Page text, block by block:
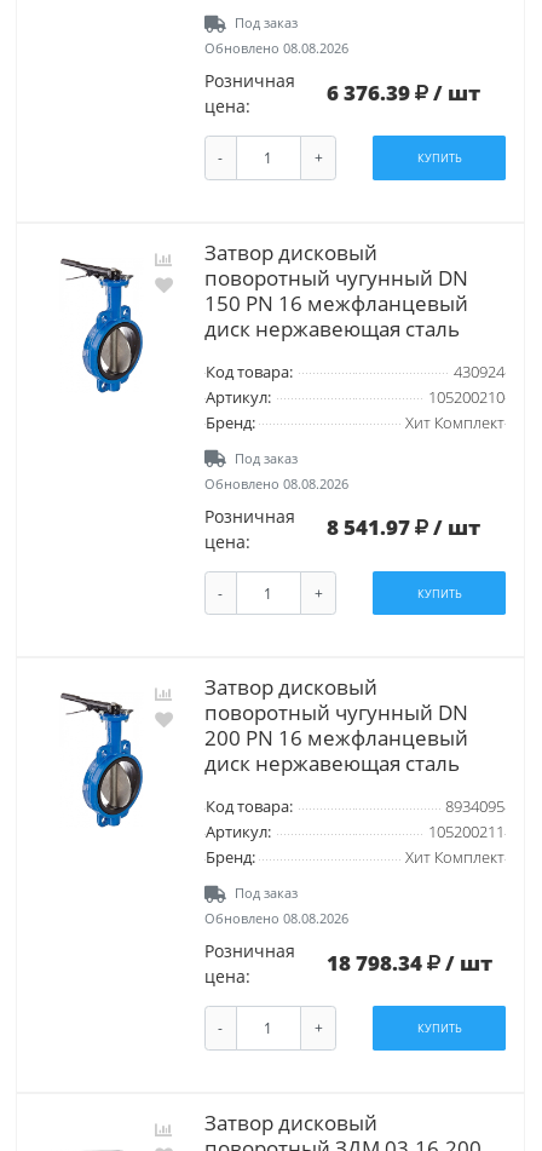
Под заказ
Обновлено 08.08.2026
Розничная
цена:
6 376.39 / шт
- + КУПИТЬ
Затвор дисковый
поворотный чугунный DN
150 PN 16 межфланцевый
диск нержавеющая сталь
Код товара:
430924
Артикул:
105200210
Бренд:
Хит Комплект
Под заказ
Обновлено 08.08.2026
Розничная
цена:
8 541.97 / шт
- + КУПИТЬ
Затвор дисковый
поворотный чугунный DN
200 PN 16 межфланцевый
диск нержавеющая сталь
Код товара:
8934095
Артикул:
105200211
Бренд:
Хит Комплект
Под заказ
Обновлено 08.08.2026
Розничная
цена:
18 798.34 / шт
- + КУПИТЬ
Затвор дисковый